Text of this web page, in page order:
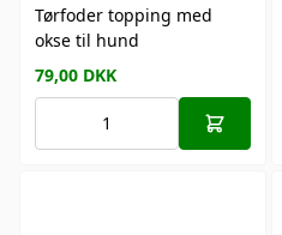
Tørfoder topping med
okse til hund
79,00 DKK